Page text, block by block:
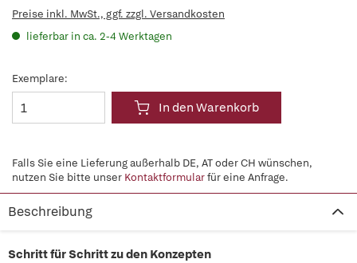
Preise inkl. MwSt., ggf. zzgl. Versandkosten
lieferbar in ca. 2-4 Werktagen
Exemplare:
In den Warenkorb
Falls Sie eine Lieferung außerhalb DE, AT oder CH wünschen,
nutzen Sie bitte unser Kontaktformularfür eine Anfrage.
Beschreibung
Schritt für Schritt zu den Konzepten